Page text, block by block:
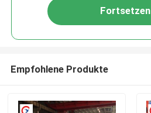
Fortsetzen
Empfohlene Produkte